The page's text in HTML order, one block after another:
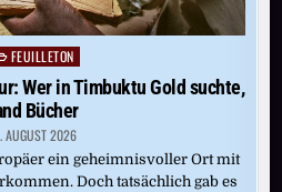
FEUILLETON
Wer in Timbuktu Gold suchte,
Bücher
AUGUST 2026
ein geheimnisvoller Ort mit
Doch tatsächlich gab es